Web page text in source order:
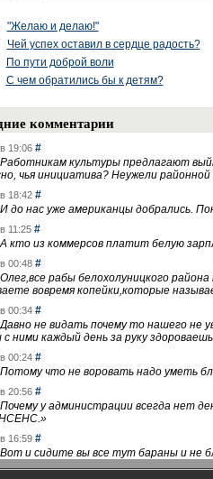
"Желаю и делаю!"
Чей успех оставил в сердце радость?
По пути доброй воли
С чем обратились бы к детям?
комментарии
19:06 #
Работникам культуры предлагают
чья инициатива? Неужели
18:42 #
И до нас уже американцы добрались.
11:25 #
А кто из коммерсов платит белую
00:48 #
Олег,все рабы белохолуницкого
вовремя копейки,которые
00:34 #
Давно не видать почему то нашего
ними каждый день за руку
00:24 #
Потому что не воровать надо уметь
20:56 #
Почему у администрации всегда нет
»
16:59 #
Вот и сидите вы все тут бараны и не